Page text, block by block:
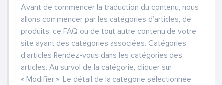
Avant de commencer la traduction du contenu, nous
allons commencer par les catégories d’articles, de
produits, de FAQ ou de tout autre contenu de votre
site ayant des catégories associées. Catégories
d’articles Rendez-vous dans les catégories des
articles. Au survol de la catégorie, cliquer sur
« Modifier ». Le détail de la catégorie sélectionnée